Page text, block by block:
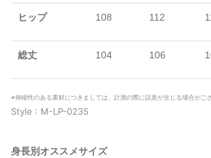
ヒップ 108 112
総丈 104 106
※伸縮性のある素材につきましては、計測の際に誤差が生じる場合がご
Style : M-LP-0235
身長別オススメサイズ